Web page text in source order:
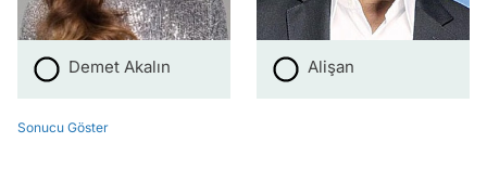
Demet Akalın Alişan
Sonucu Göster